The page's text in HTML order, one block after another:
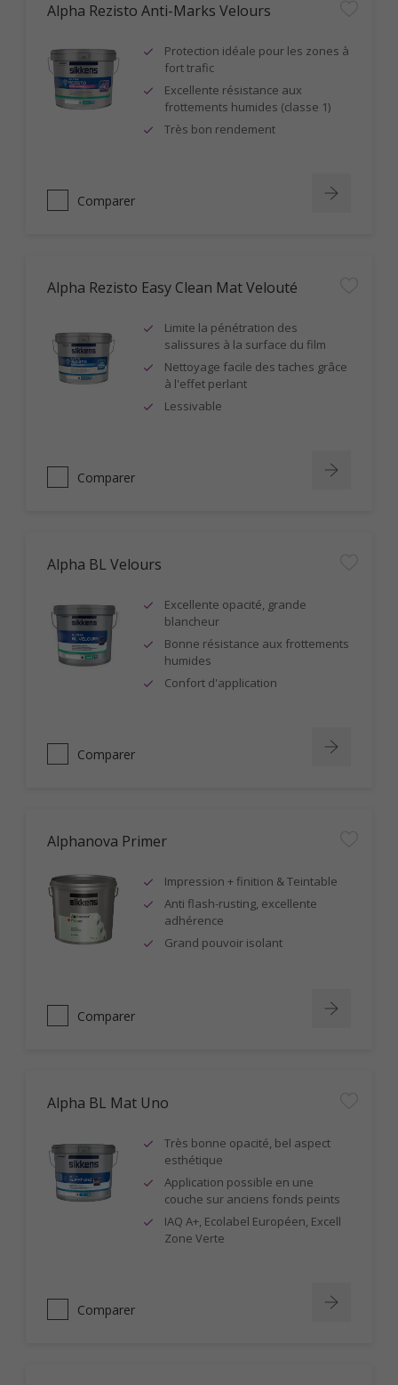
Alpha Rezisto Anti-Marks Velours
Protection idéale pour les zones à
fort trafic
Excellente résistance aux
frottements humides (classe 1)
Très bon rendement
Comparer
Alpha Rezisto Easy Clean Mat Velouté
Limite la pénétration des
salissures à la surface du film
Nettoyage facile des taches grâce
à l'effet perlant
Lessivable
Comparer
Alpha BL Velours
Excellente opacité, grande
blancheur
Bonne résistance aux frottements
humides
Confort d'application
Comparer
Alphanova Primer
Impression + finition & Teintable
Anti flash-rusting, excellente
adhérence
Grand pouvoir isolant
Comparer
Alpha BL Mat Uno
Très bonne opacité, bel aspect
esthétique
Application possible en une
couche sur anciens fonds peints
IAQ A+, Ecolabel Européen, Excell
Zone Verte
Comparer